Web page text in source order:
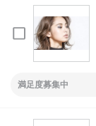
満足度募集中